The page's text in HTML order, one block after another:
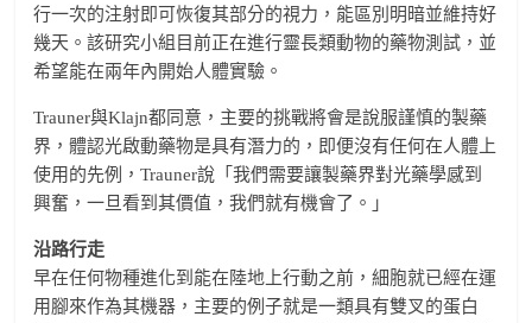
行一次的注射即可恢復其部分的視力，能區別明暗並維持好
幾天。該研究小組目前正在進行靈長類動物的藥物測試，並
希望能在兩年內開始人體實驗。
Trauner與Klajn都同意，主要的挑戰將會是說服謹慎的製藥
界，體認光啟動藥物是具有潛力的，即便沒有任何在人體上
使用的先例，Trauner說「我們需要讓製藥界對光藥學感到
興奮，一旦看到其價值，我們就有機會了。」
沿路行走
早在任何物種進化到能在陸地上行動之前，細胞就已經在運
用腳來作為其機器，主要的例子就是一類具有雙叉的蛋白